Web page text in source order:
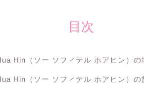
目次
Hin（ソー ソフィテル ホアヒン）の
Hin（ソー ソフィテル ホアヒン）の